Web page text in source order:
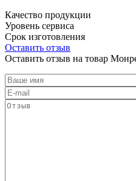
Качество продукции
Уровень сервиса
Срок изготовления
Оставить отзыв
Оставить отзыв на товар